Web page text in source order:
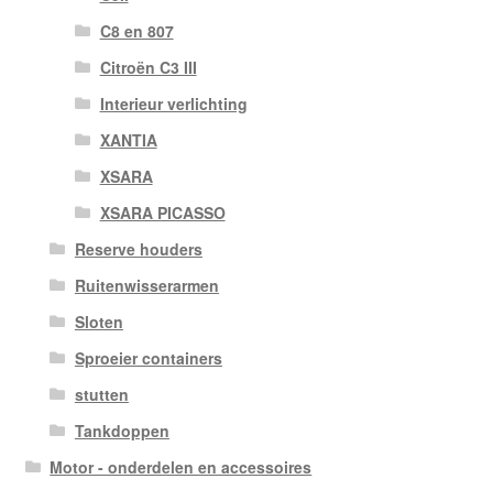
C8 en 807
Citroën C3 III
Interieur verlichting
XANTIA
XSARA
XSARA PICASSO
Reserve houders
Ruitenwisserarmen
Sloten
Sproeier containers
stutten
Tankdoppen
Motor - onderdelen en accessoires